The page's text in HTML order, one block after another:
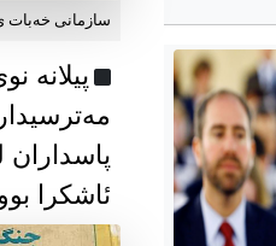
سازمانی خەبات
پیلانە
ئاشکرا